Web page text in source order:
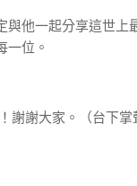
與他一起分享這世上
一位。
謝謝大家。（台下掌